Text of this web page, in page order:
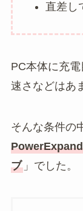
直差し
PC本体に充
速さなどはあ
そんな条件の
ブ」でした。